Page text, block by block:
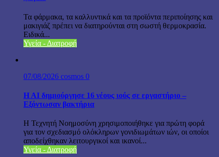
Τα φάρμακα, τα καλλυντικά και τα προϊόντα περιποίησης και
μακιγιάζ πρέπει να διατηρούνται στη σωστή θερμοκρασία.
Ειδικά...
Υγεία - Διατροφή
07/08/2026 cosmos 0
H AI δημιούργησε 16 νέους ιούς σε εργαστήριο –
Εξόντωσαν βακτήρια
Η Τεχνητή Νοημοσύνη χρησιμοποιήθηκε για πρώτη φορά
για τον σχεδιασμό ολόκληρων γονιδιωμάτων ιών, οι οποίοι
αποδείχθηκαν λειτουργικοί και ικανοί...
Υγεία - Διατροφή